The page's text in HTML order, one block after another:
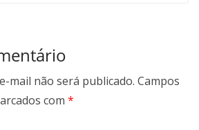
mail não será publicado. Campos
com *